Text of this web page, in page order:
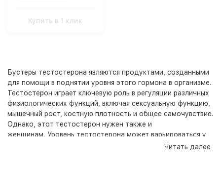
Купить в 1 клик
Бустеры тестостерона являются продуктами, созданными
для помощи в поднятии уровня этого гормона в организме.
Тестостерон играет ключевую роль в регуляции различных
физиологических функций, включая сексуальную функцию,
мышечный рост, костную плотность и общее самочувствие.
Однако, этот тестостерон нужен также и
женщинам. Уровень тестостерона может варьироваться у
разных людей и может быть зависимым от возраста,Читать далее